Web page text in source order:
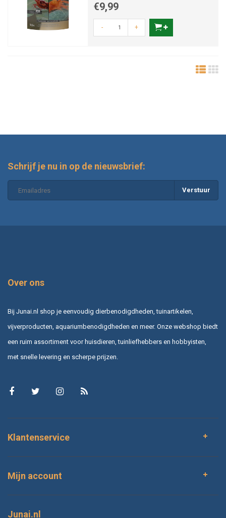
€9,99
- +
Schrijf je nu in op de nieuwsbrief:
Verstuur
Over ons
Bij Junai.nl shop je eenvoudig dierbenodigdheden, tuinartikelen,
vijverproducten, aquariumbenodigdheden en meer. Onze webshop biedt
een ruim assortiment voor huisdieren, tuinliefhebbers en hobbyisten,
met snelle levering en scherpe prijzen.
Klantenservice
Mijn account
Junai.nl